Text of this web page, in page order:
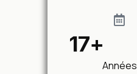
17+
Années